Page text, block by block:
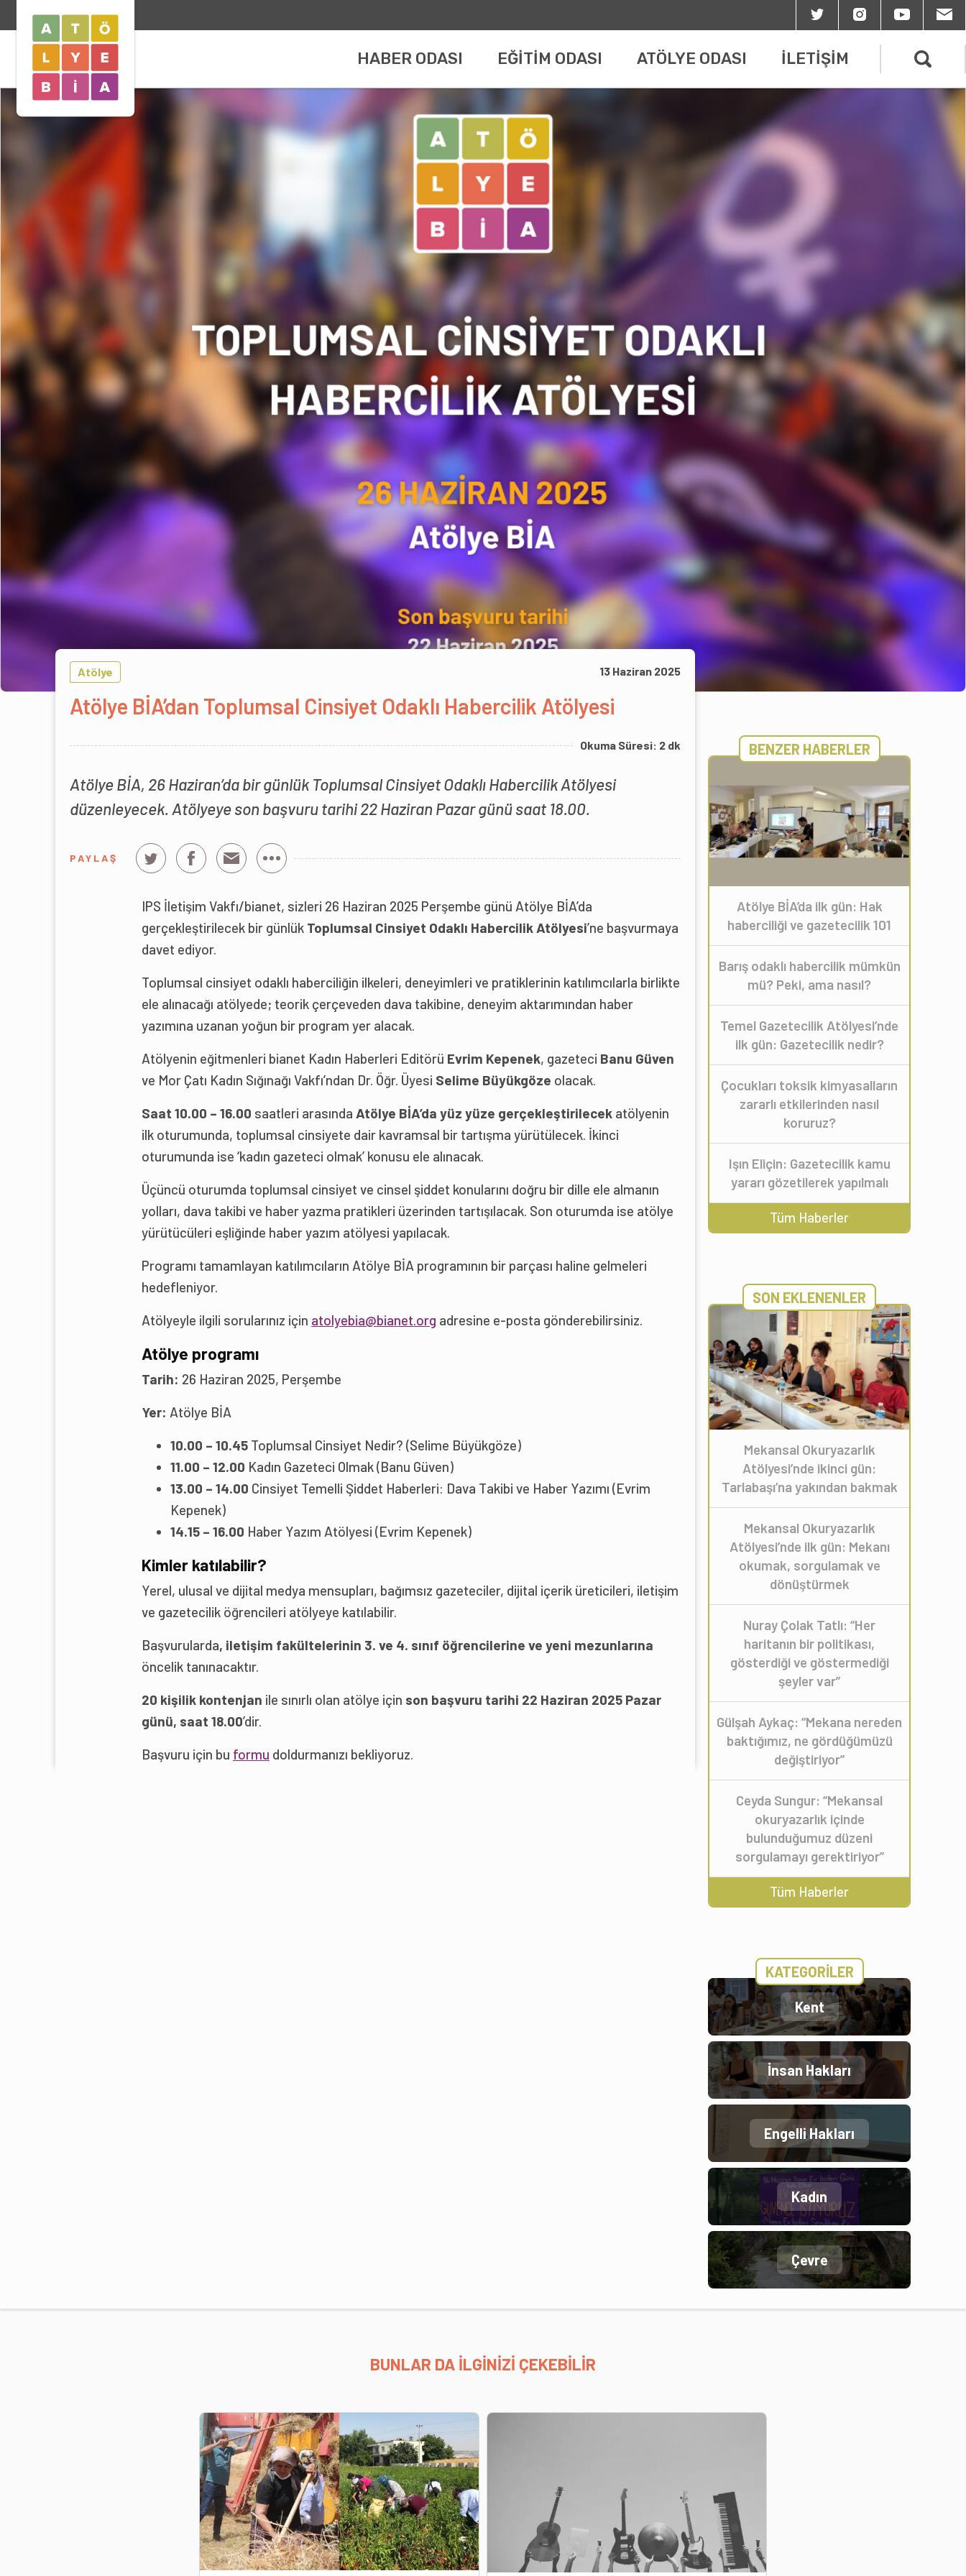
HABER ODASI EĞİTİM ODASI ATÖLYE ODASI İLETİŞİM
Atölye 13 Haziran 2025
Atölye BİA’dan Toplumsal Cinsiyet Odaklı Habercilik Atölyesi
Okuma Süresi: 2 dk
Atölye BİA, 26 Haziran’da bir günlük Toplumsal Cinsiyet Odaklı Habercilik Atölyesi
düzenleyecek. Atölyeye son başvuru tarihi 22 Haziran Pazar günü saat 18.00.
PAYLAŞ
IPS İletişim Vakfı/bianet, sizleri 26 Haziran 2025 Perşembe günü Atölye BİA’da
gerçekleştirilecek bir günlük Toplumsal Cinsiyet Odaklı Habercilik Atölyesi’ne başvurmaya
davet ediyor.
Toplumsal cinsiyet odaklı haberciliğin ilkeleri, deneyimleri ve pratiklerinin katılımcılarla birlikte
ele alınacağı atölyede; teorik çerçeveden dava takibine, deneyim aktarımından haber
yazımına uzanan yoğun bir program yer alacak.
Atölyenin eğitmenleri bianet Kadın Haberleri Editörü Evrim Kepenek, gazeteci Banu Güven
ve Mor Çatı Kadın Sığınağı Vakfı’ndan Dr. Öğr. Üyesi Selime Büyükgöze olacak.
Saat 10.00 – 16.00 saatleri arasında Atölye BİA’da yüz yüze gerçekleştirilecek atölyenin
ilk oturumunda, toplumsal cinsiyete dair kavramsal bir tartışma yürütülecek. İkinci
oturumunda ise ‘kadın gazeteci olmak’ konusu ele alınacak.
Üçüncü oturumda toplumsal cinsiyet ve cinsel şiddet konularını doğru bir dille ele almanın
yolları, dava takibi ve haber yazma pratikleri üzerinden tartışılacak. Son oturumda ise atölye
yürütücüleri eşliğinde haber yazım atölyesi yapılacak.
Programı tamamlayan katılımcıların Atölye BİA programının bir parçası haline gelmeleri
hedefleniyor.
Atölyeyle ilgili sorularınız için atolyebia@bianet.org adresine e-posta gönderebilirsiniz.
Atölye programı
Tarih: 26 Haziran 2025, Perşembe
Yer: Atölye BİA
10.00 – 10.45 Toplumsal Cinsiyet Nedir? (Selime Büyükgöze)
11.00 – 12.00 Kadın Gazeteci Olmak (Banu Güven)
13.00 – 14.00 Cinsiyet Temelli Şiddet Haberleri: Dava Takibi ve Haber Yazımı (Evrim
Kepenek)
14.15 – 16.00 Haber Yazım Atölyesi (Evrim Kepenek)
Kimler katılabilir?
Yerel, ulusal ve dijital medya mensupları, bağımsız gazeteciler, dijital içerik üreticileri, iletişim
ve gazetecilik öğrencileri atölyeye katılabilir.
Başvurularda, iletişim fakültelerinin 3. ve 4. sınıf öğrencilerine ve yeni mezunlarına
öncelik tanınacaktır.
20 kişilik kontenjan ile sınırlı olan atölye için son başvuru tarihi 22 Haziran 2025 Pazar
günü, saat 18.00’dir.
Başvuru için bu formu doldurmanızı bekliyoruz.
BENZER HABERLER
Atölye BİA’da ilk gün: Hak
haberciliği ve gazetecilik 101
Barış odaklı habercilik mümkün
mü? Peki, ama nasıl?
Temel Gazetecilik Atölyesi’nde
ilk gün: Gazetecilik nedir?
Çocukları toksik kimyasalların
zararlı etkilerinden nasıl
koruruz?
Işın Eliçin: Gazetecilik kamu
yararı gözetilerek yapılmalı
Tüm Haberler
SON EKLENENLER
Mekansal Okuryazarlık
Atölyesi’nde ikinci gün:
Tarlabaşı’na yakından bakmak
Mekansal Okuryazarlık
Atölyesi’nde ilk gün: Mekanı
okumak, sorgulamak ve
dönüştürmek
Nuray Çolak Tatlı: “Her
haritanın bir politikası,
gösterdiği ve göstermediği
şeyler var”
Gülşah Aykaç: “Mekana nereden
baktığımız, ne gördüğümüzü
değiştiriyor”
Ceyda Sungur: “Mekansal
okuryazarlık içinde
bulunduğumuz düzeni
sorgulamayı gerektiriyor”
Tüm Haberler
KATEGORİLER
Kent
İnsan Hakları
Engelli Hakları
Kadın
Çevre
BUNLAR DA İLGİNİZİ ÇEKEBİLİR